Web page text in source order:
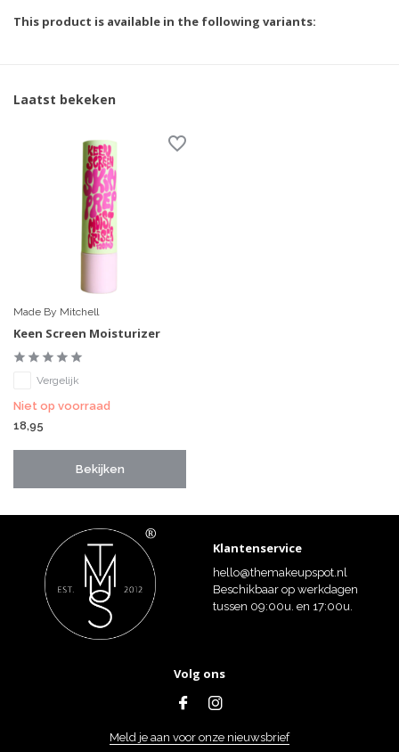
This product is available in the following variants:
Laatst bekeken
Made By Mitchell
Keen Screen Moisturizer
Vergelijk
Niet op voorraad
18,95
Bekijken
Klantenservice
hello@themakeupspot.nl
Beschikbaar op werkdagen
tussen 09:00u. en 17:00u.
Volg ons
Meld je aan voor onze nieuwsbrief